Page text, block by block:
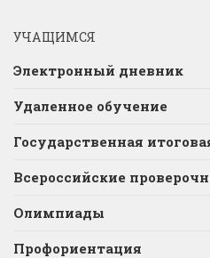
УЧАЩИМСЯ
Электронный дневник
Удаленное обучение
Государственная
Всероссийские
Олимпиады
Профориентация